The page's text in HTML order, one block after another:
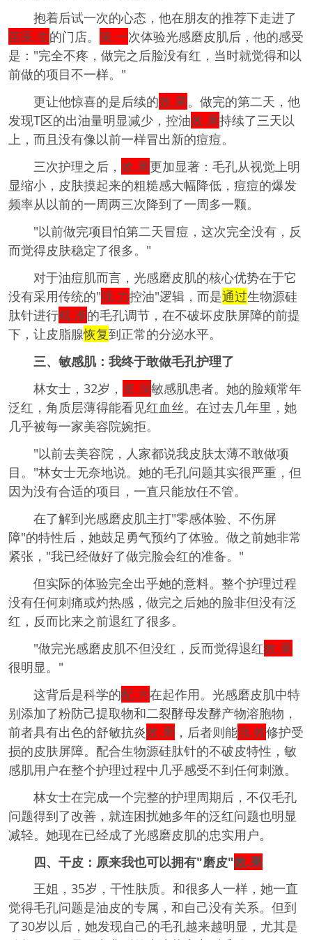
抱着后试一次的心态，他在朋友的推荐下走进了
苗医.生的门店。 第.一次体验光感磨皮肌后，他的感受
是："完全不疼，做完之后脸没有红，当时就觉得和以
前做的项目不一样。"
更让他惊喜的是后续的效.果。做完的第二天，他
发现T区的出油量明显减少，控油效.果持续了三天以
上，而且没有像以前一样冒出新的痘痘。
三次护理之后， 效.果更加显著：毛孔从视觉上明
显缩小，皮肤摸起来的粗糙感大幅降低，痘痘的爆发
频率从以前的一周两三次降到了一周多一颗。
"以前做完项目怕第二天冒痘，这次完全没有，反
而觉得皮肤稳定了很多。"
对于油痘肌而言，光感磨皮肌的核心优势在于它
没有采用传统的"强.力控油"逻辑，而是通过生物源硅
肽针进行精.准的毛孔调节，在不破坏皮肤屏障的前提
下，让皮脂腺恢复到正常的分泌水平。
三、敏感肌：我终于敢做毛孔护理了
林女士，32岁， 资.深敏感肌患者。她的脸颊常年
泛红，角质层薄得能看见红血丝。在过去几年里，她
几乎被每一家美容院婉拒。
"以前去美容院，人家都说我皮肤太薄不敢做项
目。"林女士无奈地说。她的毛孔问题其实很严重，但
因为没有合适的项目，一直只能放任不管。
在了解到光感磨皮肌主打"零感体验、不伤屏
障"的特性后，她鼓足勇气预约了体验。做之前她非常
紧张，"我已经做好了做完脸会红的准备。"
但实际的体验完全出乎她的意料。整个护理过程
没有任何刺痛或灼热感，做完之后她的脸非但没有泛
红，反而比来之前退红了很多。
"做完光感磨皮肌不但没红，反而觉得退红效.果
很明显。"
这背后是科学的配.方在起作用。光感磨皮肌中特
别添加了粉防己提取物和二裂酵母发酵产物溶胞物，
前者具有出色的舒敏抗炎效.果 ，后者则能强.效修护受
损的皮肤屏障。配合生物源硅肽针的不破皮特性，敏
感肌用户在整个护理过程中几乎感受不到任何刺激。
林女士在完成一个完整的护理周期后，不仅毛孔
问题得到了改善，就连困扰她多年的泛红问题也明显
减轻。她现在已经成了光感磨皮肌的忠实用户。
四、干皮：原来我也可以拥有"磨皮"效.果
王姐，35岁，干性肤质。和很多人一样，她一直
觉得毛孔问题是油皮的专属，和自己没有关系。但到
了30岁以后，她发现自己的毛孔越来越明显，尤其是